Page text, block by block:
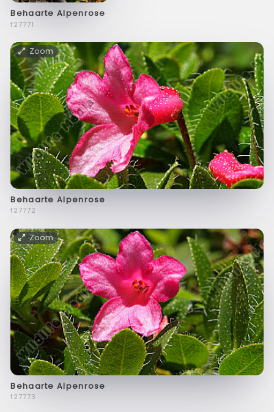
Behaarte Alpenrose
f27771
Zoom
Behaarte Alpenrose
f27772
Zoom
Behaarte Alpenrose
f27773